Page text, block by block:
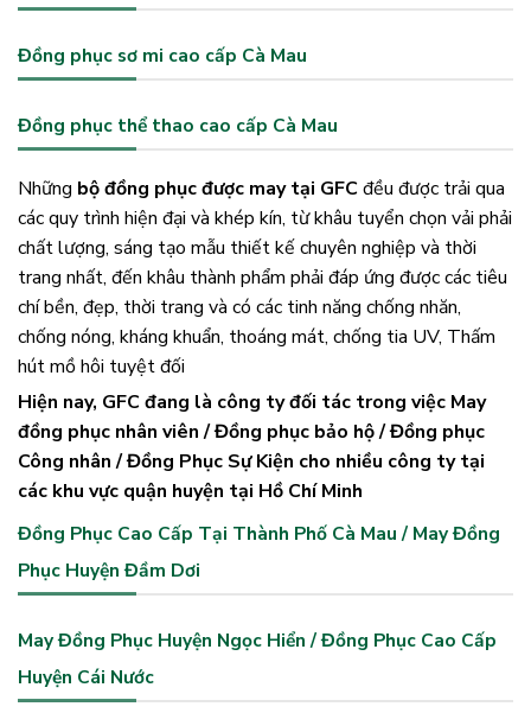
Đồng phục sơ mi cao cấp Cà Mau
Đồng phục thể thao cao cấp Cà Mau
Những bộ đồng phục được may tại GFCđều được trải qua
các quy trình hiện đại và khép kín, từ khâu tuyển chọn vải phải
chất lượng, sáng tạo mẫu thiết kế chuyên nghiệp và thời
trang nhất, đến khâu thành phẩm phải đáp ứng được các tiêu
chí bền, đẹp, thời trang và có các tinh năng chống nhăn,
chống nóng, kháng khuẩn, thoáng mát, chống tia UV, Thấm
hút mồ hôi tuyệt đối
Hiện nay, GFC đang là công ty đối tác trong việc May
đồng phục nhân viên / Đồng phục bảo hộ / Đồng phục
Công nhân / Đồng Phục Sự Kiện cho nhiều công ty tại
các khu vực quận huyện tại Hồ Chí Minh
Đồng Phục Cao Cấp Tại Thành Phố Cà Mau / May Đồng
Phục Huyện Đầm Dơi
May Đồng Phục Huyện Ngọc Hiển / Đồng Phục Cao Cấp
Huyện Cái Nước